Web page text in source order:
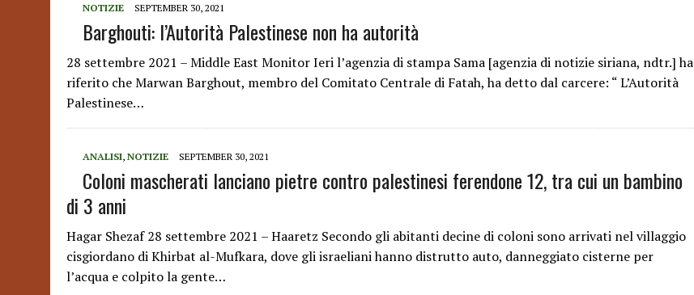
NOTIZIE SEPTEMBER 30, 2021
Barghouti: l’Autorità Palestinese non ha autorità
28 settembre 2021 – Middle East Monitor Ieri l’agenzia di stampa Sama [agenzia di notizie siriana, ndtr.] ha
riferito che Marwan Barghout, membro del Comitato Centrale di Fatah, ha detto dal carcere: “ L’Autorità
Palestinese…
ANALISI, NOTIZIE SEPTEMBER 30, 2021
Coloni mascherati lanciano pietre contro palestinesi ferendone 12, tra cui un bambino
di 3 anni
Hagar Shezaf 28 settembre 2021 – Haaretz Secondo gli abitanti decine di coloni sono arrivati nel villaggio
cisgiordano di Khirbat al-Mufkara, dove gli israeliani hanno distrutto auto, danneggiato cisterne per
l’acqua e colpito la gente…